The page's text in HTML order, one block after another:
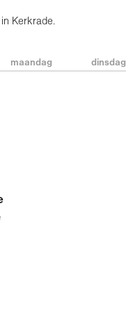
Kerkrade.
maandag dinsdag